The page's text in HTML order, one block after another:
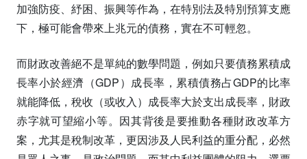
加強防疫、紓困、振興等作為，在特別法及特別預算支應
下，極可能會帶來上兆元的債務，實在不可輕忽。
而財政改善絕不是單純的數學問題，例如只要債務累積成
長率小於經濟（GDP）成長率，累積債務占GDP的比率
就能降低，稅收（或收入）成長率大於支出成長率，財政
赤字就可望縮小等。因其背後是要推動各種財政改革方
案，尤其是稅制改革，更因涉及人民利益的重分配，必然